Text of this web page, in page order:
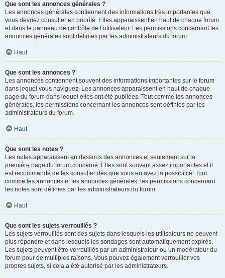
Que sont les annonces générales ?
Les annonces générales contiennent des informations très importantes que
vous devriez consulter en priorité. Elles apparaissent en haut de chaque forum
et dans le panneau de contrôle de l’utilisateur. Les permissions concernant les
annonces générales sont définies par les administrateurs du forum.
Haut
Que sont les annonces ?
Les annonces contiennent souvent des informations importantes sur le forum
dans lequel vous naviguez. Les annonces apparaissent en haut de chaque
page du forum dans lequel elles ont été publiées. Tout comme les annonces
générales, les permissions concernant les annonces sont définies par les
administrateurs du forum.
Haut
Que sont les notes ?
Les notes apparaissent en dessous des annonces et seulement sur la
première page du forum concerné. Elles sont souvent assez importantes et il
est recommandé de les consulter dès que vous en avez la possibilité. Tout
comme les annonces et les annonces générales, les permissions concernant
les notes sont définies par les administrateurs du forum.
Haut
Que sont les sujets verrouillés ?
Les sujets verrouillés sont des sujets dans lesquels les utilisateurs ne peuvent
plus répondre et dans lesquels les sondages sont automatiquement expirés.
Les sujets peuvent être verrouillés par un administrateur ou un modérateur du
forum pour de multiples raisons. Vous pouvez également verrouiller vos
propres sujets, si cela a été autorisé par les administrateurs.